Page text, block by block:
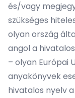
és/vagy
szükséges
olyan ország
angol a
– olyan Európai
anyakönyvek
hivatalos nyelv